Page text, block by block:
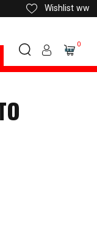
ww
Wishlist
0